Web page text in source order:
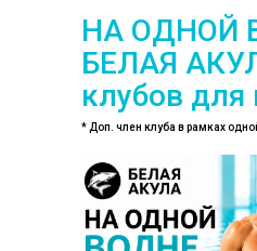
НА ОДНОЙ
БЕЛАЯ
клубов для
* Доп. член клуба в рамках